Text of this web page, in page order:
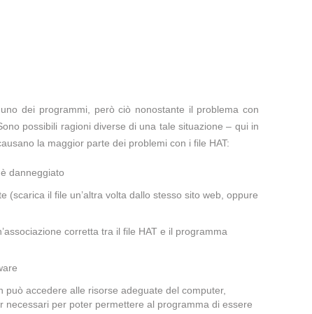
dei programmi, però ciò nonostante il problema con
possibili ragioni diverse di una tale situazione – qui in
la maggior parte dei problemi con i file HAT:
danneggiato
(scarica il file un’altra volta dallo stesso sito web, oppure
corretta tra il file HAT e il programma
può accedere alle risorse adeguate del computer,
necessari per poter permettere al programma di essere